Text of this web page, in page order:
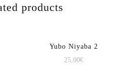
products
Yubo Niyaba 2
25,00€